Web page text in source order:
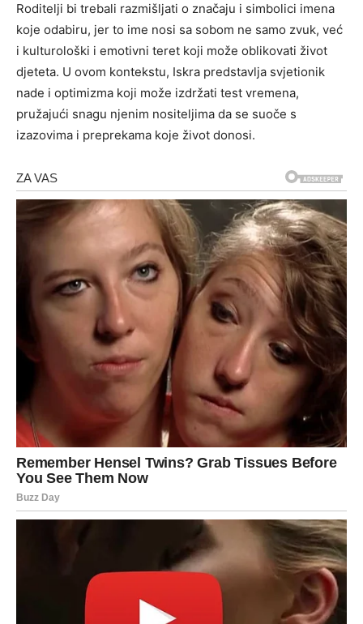
Roditelji bi trebali razmišljati o značaju i simbolici imena
koje odabiru, jer to ime nosi sa sobom ne samo zvuk, već
i kulturološki i emotivni teret koji može oblikovati život
djeteta. U ovom kontekstu, Iskra predstavlja svjetionik
nade i optimizma koji može izdržati test vremena,
pružajući snagu njenim nositeljima da se suoče s
izazovima i preprekama koje život donosi.